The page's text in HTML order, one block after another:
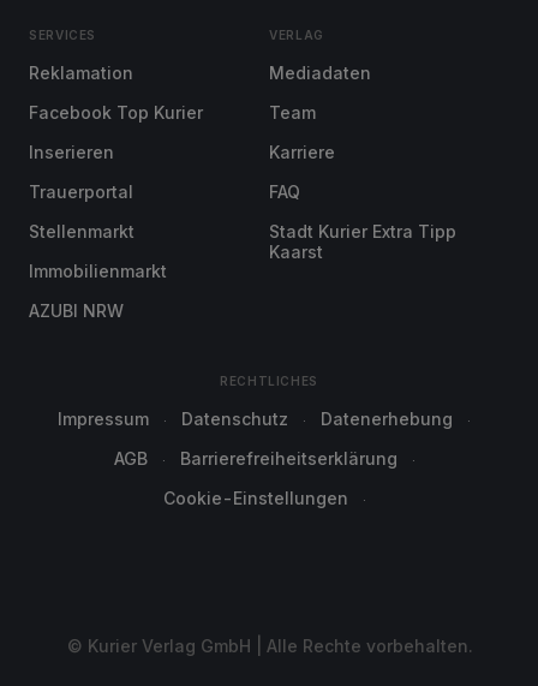
SERVICES
Reklamation
Facebook Top Kurier
Inserieren
Trauerportal
Stellenmarkt
Immobilienmarkt
AZUBI NRW
VERLAG
Mediadaten
Team
Karriere
FAQ
Stadt Kurier Extra Tipp
Kaarst
RECHTLICHES
Impressum Datenschutz
Datenerhebung
AGB
Barrierefreiheitserklärung
Cookie-Einstellungen
© Kurier Verlag GmbH | Alle Rechte vorbehalten.